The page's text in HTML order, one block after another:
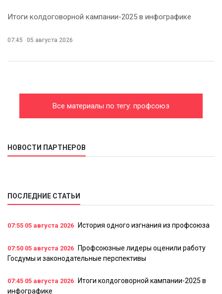
Итоги колдоговорной кампании-2025 в инфографике
07:45 05 августа 2026
Все материалы по тегу: профсоюз
НОВОСТИ ПАРТНЕРОВ
ПОСЛЕДНИЕ СТАТЬИ
07:55 05 августа 2026 История одного изгнания из профсоюза
07:50 05 августа 2026
Профсоюзные лидеры оценили работу
Госдумы и законодательные перспективы
07:45 05 августа 2026
Итоги колдоговорной кампании-2025 в
инфографике